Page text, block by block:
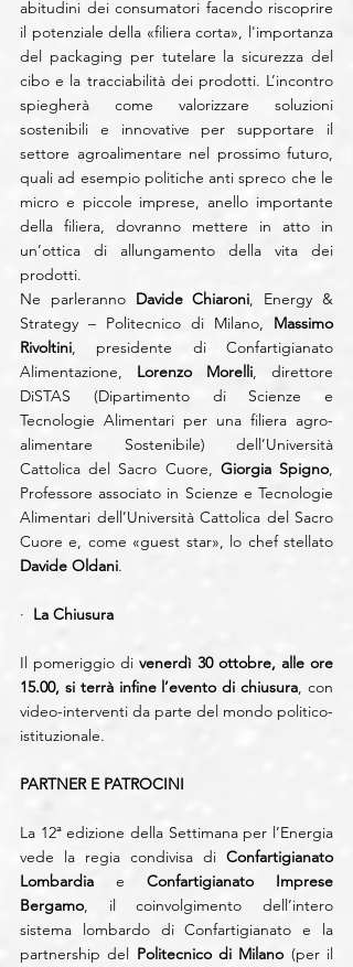
abitudini dei consumatori facendo riscoprire
il potenziale della «filiera corta», l'importanza
del packaging per tutelare la sicurezza del
cibo e la tracciabilità dei prodotti. L’incontro
spiegherà come valorizzare soluzioni
sostenibili e innovative per supportare il
settore agroalimentare nel prossimo futuro,
quali ad esempio politiche anti spreco che le
micro e piccole imprese, anello importante
della filiera, dovranno mettere in atto in
un’ottica di allungamento della vita dei
prodotti.
Ne parleranno Davide Chiaroni, Energy &
Strategy – Politecnico di Milano, Massimo
Rivoltini, presidente di Confartigianato
Alimentazione, Lorenzo Morelli, direttore
DiSTAS (Dipartimento di Scienze e
Tecnologie Alimentari per una filiera agro-
alimentare Sostenibile) dell’Università
Cattolica del Sacro Cuore, Giorgia Spigno,
Professore associato in Scienze e Tecnologie
Alimentari dell’Università Cattolica del Sacro
Davide Oldani.
· La Chiusura
Il pomeriggio di venerdì 30 ottobre, alle ore
15.00, si terrà infine l’evento di chiusura, con
video-interventi da parte del mondo politico-
istituzionale.
PARTNER E PATROCINI
La 12ª edizione della Settimana per l’Energia
vede la regia condivisa di Confartigianato
Lombardia e Confartigianato Imprese
Bergamo, il coinvolgimento dell’intero
sistema lombardo di Confartigianato e la
partnership del Politecnico di Milano (per il